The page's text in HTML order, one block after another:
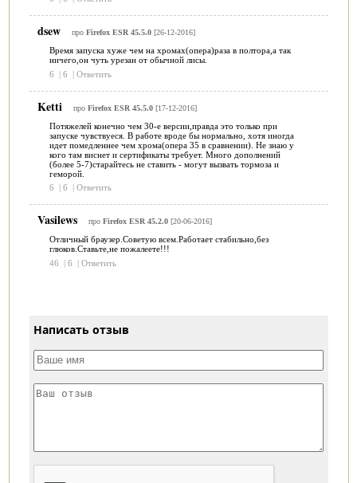
dsew про Firefox ESR 45.5.0[26-12-2016]
Время запуска хуже чем на хромах(опера)раза в полтора,а так
ничего,он чуть урезан от обычной лисы.
6
| 6 | Ответить
Ketti про Firefox ESR 45.5.0[17-12-2016]
Потяжелей конечно чем 30-е версии,правда это только при
запуске чувствуеся. В работе вроде бы нормально, хотя иногда
идет помедленнее чем хрома(опера 35 в сравнении). Не знаю у
кого там виснет и сертификаты требует. Много дополнений
(более 5-7)старайтесь не ставить - могут вызвать тормоза и
геморой.
6
| 6 | Ответить
Vasilews про Firefox ESR 45.2.0[20-06-2016]
Отличный браузер.Советую всем.Работает стабильно,без
глюков.Ставьте,не пожалеете!!!
46
| 6 | Ответить
Написать отзыв